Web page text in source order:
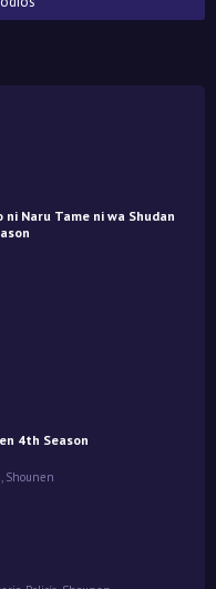
ni Naru Tame ni wa Shudan
4th Season
, Shounen